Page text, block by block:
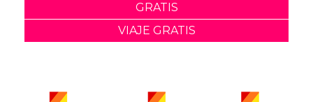
GRATIS
VIAJE GRATIS